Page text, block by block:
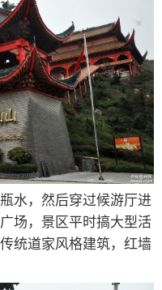
，然后穿过候游厅进
场，景区平时搞大型活
统道家风格建筑，红墙